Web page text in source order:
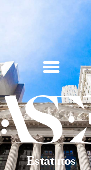
Estatutos